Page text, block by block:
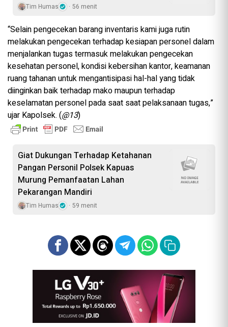
Tim Humas 56 menit
“Selain pengecekan barang inventaris kami juga rutin
melakukan pengecekan terhadap kesiapan personel dalam
menjalankan tugas termasuk melakukan pengecekan
kesehatan personel, kondisi kebersihan kantor, keamanan
ruang tahanan untuk mengantisipasi hal-hal yang tidak
diinginkan baik terhadap mako maupun terhadap
keselamatan personel pada saat saat pelaksanaan tugas,”
ujar Kapolsek. (@13)
Giat Dukungan Terhadap Ketahanan
Pangan Personil Polsek Kapuas
Murung Pemanfaatan Lahan
Pekarangan Mandiri
Tim Humas 59 menit